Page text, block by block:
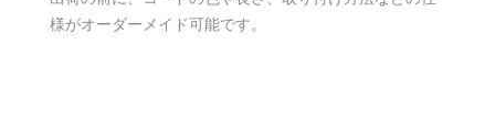
様がオーダーメイド可能です。